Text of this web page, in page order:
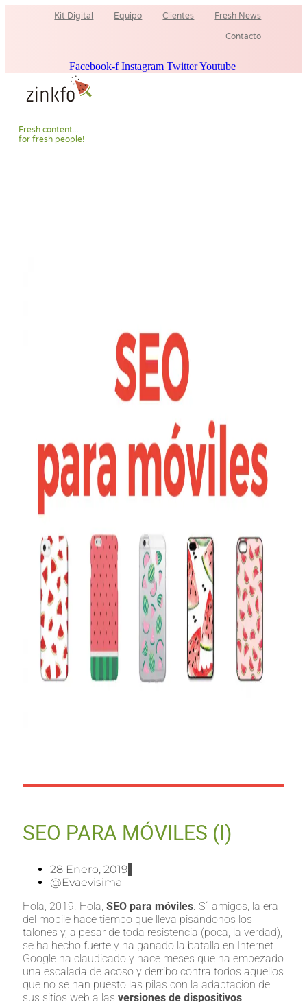
Kit Digital Equipo Clientes Fresh News
Contacto
Facebook-f Instagram TwitterYoutube
Fresh content...
for fresh people!
SEO PARA MÓVILES (I)
28 Enero, 2019
@evaevisima
Hola, 2019. Hola, SEO para móviles. Sí, amigos, la era
del mobile hace tiempo que lleva pisándonos los
talones y, a pesar de toda resistencia (poca, la verdad),
se ha hecho fuerte y ha ganado la batalla en Internet.
Google ha claudicado y hace meses que ha empezado
una escalada de acoso y derribo contra todos aquellos
que no se han puesto las pilas con la adaptación de
sus sitios web a las versiones de dispositivos